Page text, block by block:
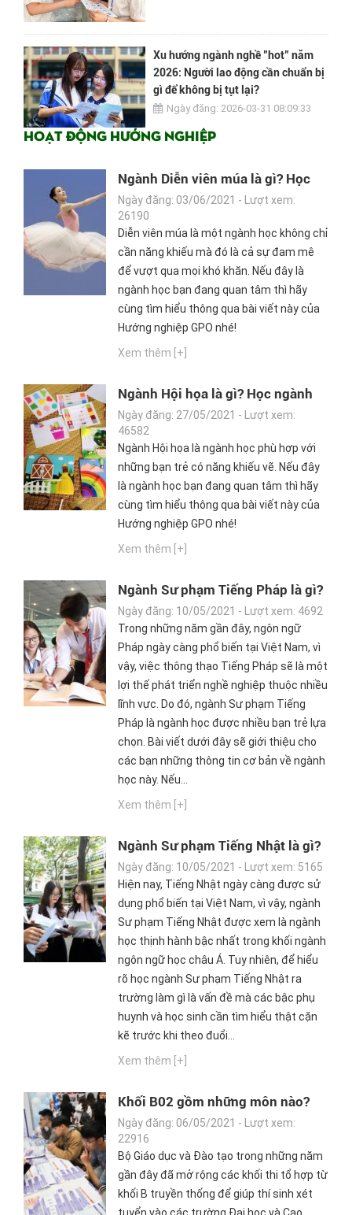
Xu hướng ngành nghề "hot" năm
2026: Người lao động cần chuẩn bị
gì để không bị tụt lại?
Ngày đăng: 2026-03-31 08:09:33
HOẠT ĐỘNG HƯỚNG NGHIỆP
Ngành Diễn viên múa là gì? Học
ngành Diễn viên múa ra trường
làm gì?
Ngày đăng: 03/06/2021 - Lượt xem:
26190
Diễn viên múa là một ngành học không chỉ
cần năng khiếu mà đó là cả sự đam mê
để vượt qua mọi khó khăn. Nếu đây là
ngành học bạn đang quan tâm thì hãy
cùng tìm hiểu thông qua bài viết này của
Hướng nghiệp GPO nhé!
Xem thêm [+]
Ngành Hội họa là gì? Học ngành
Hội họa ra trường làm gì?
Ngày đăng: 27/05/2021 - Lượt xem:
46582
Ngành Hội họa là ngành học phù hợp với
những bạn trẻ có năng khiếu vẽ. Nếu đây
là ngành học bạn đang quan tâm thì hãy
cùng tìm hiểu thông qua bài viết này của
Hướng nghiệp GPO nhé!
Xem thêm [+]
Ngành Sư phạm Tiếng Pháp là gì?
Học ngành Sư phạm Tiếng Pháp ra
trường làm gì?
Ngày đăng: 10/05/2021 - Lượt xem: 4692
Trong những năm gần đây, ngôn ngữ
Pháp ngày càng phổ biến tại Việt Nam, vì
vậy, việc thông thạo Tiếng Pháp sẽ là một
lợi thế phát triển nghề nghiệp thuộc nhiều
lĩnh vực. Do đó, ngành Sư phạm Tiếng
Pháp là ngành học được nhiều bạn trẻ lựa
chọn. Bài viết dưới đây sẽ giới thiệu cho
các bạn những thông tin cơ bản về ngành
học này. Nếu...
Xem thêm [+]
Ngành Sư phạm Tiếng Nhật là gì?
Học ngành Sư phạm Tiếng Nhật ra
trường làm gì?
Ngày đăng: 10/05/2021 - Lượt xem: 5165
Hiện nay, Tiếng Nhật ngày càng được sử
dụng phổ biến tại Việt Nam, vì vậy, ngành
Sư phạm Tiếng Nhật được xem là ngành
học thịnh hành bậc nhất trong khối ngành
ngôn ngữ học châu Á. Tuy nhiên, để hiểu
rõ học ngành Sư phạm Tiếng Nhật ra
trường làm gì là vấn đề mà các bậc phụ
huynh và học sinh cần tìm hiểu thật cặn
kẽ trước khi theo đuổi...
Xem thêm [+]
Khối B02 gồm những môn nào?
Khối B02 gồm những ngành nào?
Ngày đăng: 06/05/2021 - Lượt xem:
22916
Bộ Giáo dục và Đào tạo trong những năm
gần đây đã mở rộng các khối thi tổ hợp từ
khối B truyền thống để giúp thí sinh xét
tuyển vào các trường Đại học và Cao